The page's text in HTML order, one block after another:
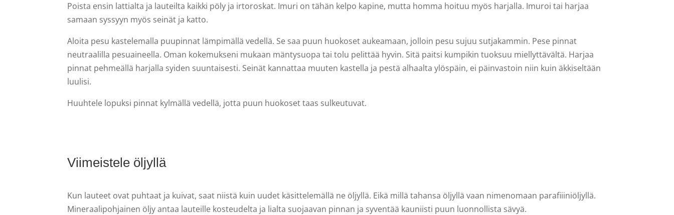
Poista ensin lattialta ja lauteilta kaikki pöly ja irtoroskat. Imuri on tähän kelpo kapine, mutta homma hoituu myös harjalla. Imuroi tai harjaa
samaan syssyyn myös seinät ja katto.
Aloita pesu kastelemalla puupinnat lämpimällä vedellä. Se saa puun huokoset aukeamaan, jolloin pesu sujuu sutjakammin. Pese pinnat
neutraalilla pesuaineella. Oman kokemukseni mukaan mäntysuopa tai tolu pelittää hyvin. Sitä paitsi kumpikin tuoksuu miellyttävältä. Harjaa
pinnat pehmeällä harjalla syiden suuntaisesti. Seinät kannattaa muuten kastella ja pestä alhaalta ylöspäin, ei päinvastoin niin kuin äkkiseltään
luulisi.
Huuhtele lopuksi pinnat kylmällä vedellä, jotta puun huokoset taas sulkeutuvat.
Viimeistele öljyllä
Kun lauteet ovat puhtaat ja kuivat, saat niistä kuin uudet käsittelemällä ne öljyllä. Eikä millä tahansa öljyllä vaan nimenomaan parafiiiniöljyllä.
Mineraalipohjainen öljy antaa lauteille kosteudelta ja lialta suojaavan pinnan ja syventää kauniisti puun luonnollista sävyä.